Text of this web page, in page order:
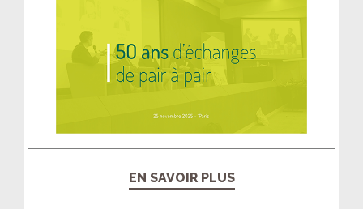
EN SAVOIR PLUS